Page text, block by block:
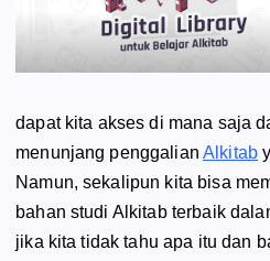
dapat kita akses di mana saja
menunjang penggalianAlkitab
Namun, sekalipun kita bisa
bahan studi Alkitab terbaik
jika kita tidak tahu apa itu dan